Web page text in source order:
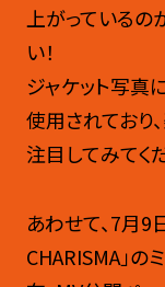
上がっているの
い！
ジャケット写真
使用されており
注目してみてく
あわせて、7月9
CHARISMA」の